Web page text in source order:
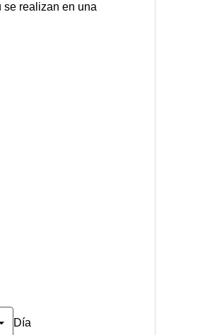
se realizan en una
Día